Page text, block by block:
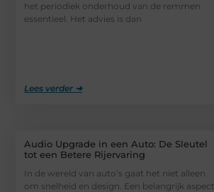
het periodiek onderhoud van de remmen
essentieel. Het advies is dan
Lees verder ➜
Audio Upgrade in een Auto: De Sleutel
tot een Betere Rijervaring
In de wereld van auto’s gaat het niet alleen
om snelheid en design. Een belangrijk aspect